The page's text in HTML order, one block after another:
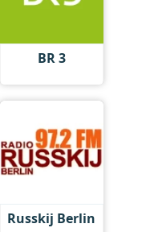
BR 3
Russkij Berlin